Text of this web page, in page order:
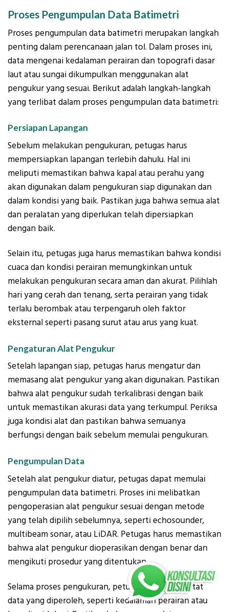
Proses Pengumpulan Data Batimetri
Proses pengumpulan data batimetri merupakan langkah
penting dalam perencanaan jalan tol. Dalam proses ini,
data mengenai kedalaman perairan dan topografi dasar
laut atau sungai dikumpulkan menggunakan alat
pengukur yang sesuai. Berikut adalah langkah-langkah
yang terlibat dalam proses pengumpulan data batimetri:
Persiapan Lapangan
Sebelum melakukan pengukuran, petugas harus
mempersiapkan lapangan terlebih dahulu. Hal ini
meliputi memastikan bahwa kapal atau perahu yang
akan digunakan dalam pengukuran siap digunakan dan
dalam kondisi yang baik. Pastikan juga bahwa semua alat
dan peralatan yang diperlukan telah dipersiapkan
dengan baik.
Selain itu, petugas juga harus memastikan bahwa kondisi
cuaca dan kondisi perairan memungkinkan untuk
melakukan pengukuran secara aman dan akurat. Pilihlah
hari yang cerah dan tenang, serta perairan yang tidak
terlalu berombak atau terpengaruh oleh faktor
eksternal seperti pasang surut atau arus yang kuat.
Pengaturan Alat Pengukur
Setelah lapangan siap, petugas harus mengatur dan
memasang alat pengukur yang akan digunakan. Pastikan
bahwa alat pengukur sudah terkalibrasi dengan baik
untuk memastikan akurasi data yang terkumpul. Periksa
juga kondisi alat dan pastikan bahwa semuanya
berfungsi dengan baik sebelum memulai pengukuran.
Pengumpulan Data
Setelah alat pengukur diatur, petugas dapat memulai
pengumpulan data batimetri. Proses ini melibatkan
pengoperasian alat pengukur sesuai dengan metode
yang telah dipilih sebelumnya, seperti echosounder,
multibeam sonar, atau LiDAR. Petugas harus memastikan
bahwa alat pengukur dioperasikan dengan benar dan
mengikuti prosedur yang ditentukan.
Selama proses pengukuran, petugas harus mencatat
data yang diperoleh, seperti kedalaman perairan atau